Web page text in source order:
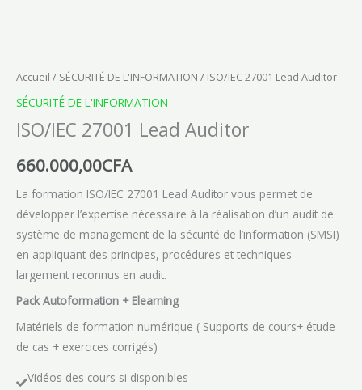
Accueil / SÉCURITÉ DE L'INFORMATION / ISO/IEC 27001 Lead Auditor
SÉCURITÉ DE L'INFORMATION
ISO/IEC 27001 Lead Auditor
660.000,00CFA
La formation ISO/IEC 27001 Lead Auditor vous permet de
développer l’expertise nécessaire à la réalisation d’un audit de
système de management de la sécurité de l’information (SMSI)
en appliquant des principes, procédures et techniques
largement reconnus en audit.
Pack Autoformation + Elearning
Matériels de formation numérique ( Supports de cours+ étude
de cas + exercices corrigés)
Vidéos des cours si disponibles